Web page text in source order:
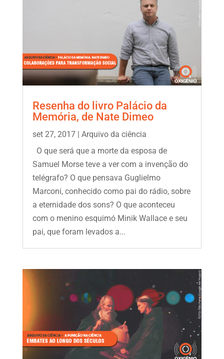
Resenha do livro Palácio da
Memória, de Nate Dimeo
set 27, 2017| Arquivo da ciência
O que será que a morte da esposa de
Samuel Morse teve a ver com a invenção do
telégrafo? O que pensava Guglielmo
Marconi, conhecido como pai do rádio, sobre
a eternidade dos sons? O que aconteceu
com o menino esquimó Minik Wallace e seu
pai, que foram levados a...